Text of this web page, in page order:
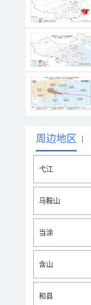
周边地区 |
弋江
马鞍山
当涂
含山
和县